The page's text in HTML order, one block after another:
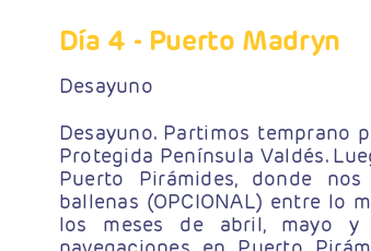
Día 4 - Puerto Madryn
Desayuno
Desayuno. Partimos temprano
Protegida Península Valdés.
Puerto Pirámides, donde
ballenas (OPCIONAL) entre lo
los meses de abril, mayo